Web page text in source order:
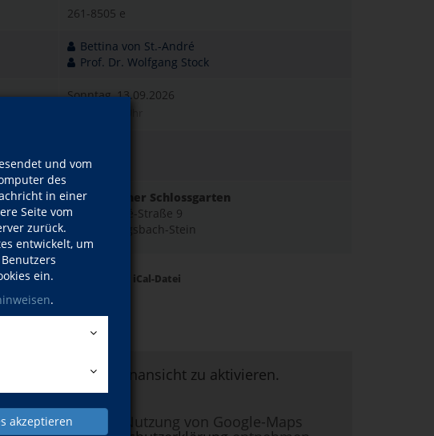
und vom
des
in einer
Seite vom
zurück.
entwickelt, um
ein.
.
akzeptieren
261-8505 e
Bettina von St.-André
Prof. Dr. Wolfgang Stock
Sonntag, 13.09.2026
gebührenfrei
Königsbacher Schlossgarten
Sankt-André-Straße 9
75203 Königsbach-Stein
Termine als iCal-Datei
klicken, um Kartenansicht zu aktivieren.
zur Nutzung von Google-Maps